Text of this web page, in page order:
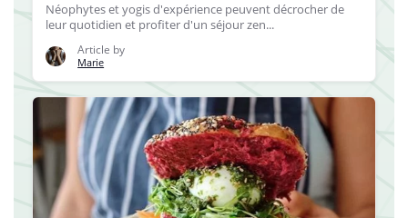
Néophytes et yogis d'expérience peuvent décrocher de
leur quotidien et profiter d'un séjour zen...
Article by
Marie